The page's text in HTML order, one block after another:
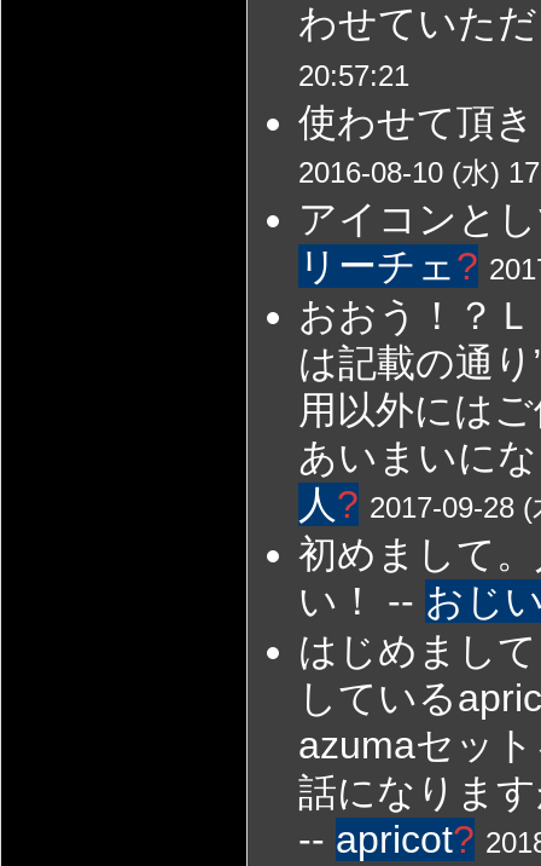
わせていた
20:57:21
使わせて頂
2016-08-10 (水)
アイコンと
リーチェ?
おおう！？
は記載の通
用以外には
あいまいに
人? 2017-09-28
初めまして
い！ -- おじ
はじめまし
している
azumaセッ
話になりま
-- apricot?